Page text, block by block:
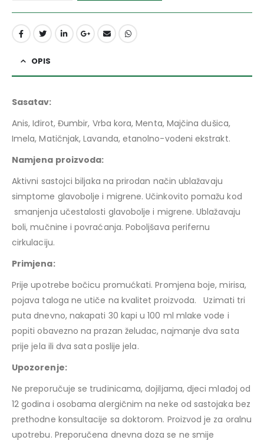
OPIS
Sasatav:
Anis, Iđirot, Đumbir, Vrba kora, Menta, Majčina dušica,
Imela, Matičnjak, Lavanda, etanolno-vodeni ekstrakt.
Namjena proizvoda:
Aktivni sastojci biljaka na prirodan način ublažavaju
simptome glavobolje i migrene. Učinkovito pomažu kod
smanjenja učestalosti glavobolje i migrene. Ublažavaju
boli, mučnine i povraćanja. Poboljšava perifernu
cirkulaciju.
Primjena:
Prije upotrebe bočicu promućkati. Promjena boje, mirisa,
pojava taloga ne utiče na kvalitet proizvoda. Uzimati tri
puta dnevno, nakapati 30 kapi u 100 ml mlake vode i
popiti obavezno na prazan želudac, najmanje dva sata
prije jela ili dva sata poslije jela.
Upozorenje:
Ne preporučuje se trudinicama, dojiljama, djeci mlađoj od
12 godina i osobama alergičnim na neke od sastojaka bez
prethodne konsultacije sa doktorom. Proizvod je za oralnu
upotrebu. Preporučena dnevna doza se ne smije